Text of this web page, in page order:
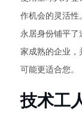
作机会的灵活
永居身份铺平
家成熟的企业
可能更适合您。
技术工